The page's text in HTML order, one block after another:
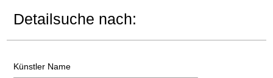
Detailsuche nach:
Künstler Name